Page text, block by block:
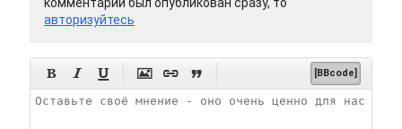
авторизуйтесь
      [BBcode]